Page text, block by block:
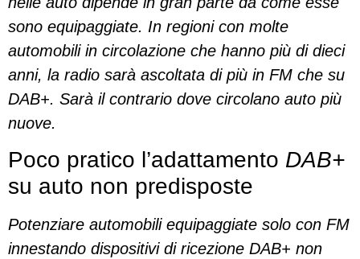
sono equipaggiate. In regioni con molte
automobili in circolazione che hanno più di dieci
anni, la radio sarà ascoltata di più in FM che su
DAB+. Sarà il contrario dove circolano auto più
nuove.
Poco pratico l’adattamento DAB+
su auto non predisposte
Potenziare automobili equipaggiate solo con FM
innestando dispositivi di ricezione DAB+ non